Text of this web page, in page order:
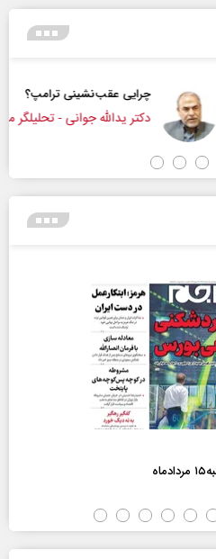
ترامپ؟
جوانی - تحلیلگر مسائل سیاسی